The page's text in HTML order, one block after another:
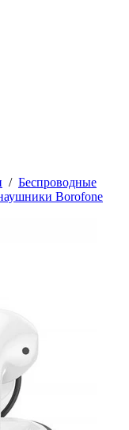
/ Беспроводные
Borofone